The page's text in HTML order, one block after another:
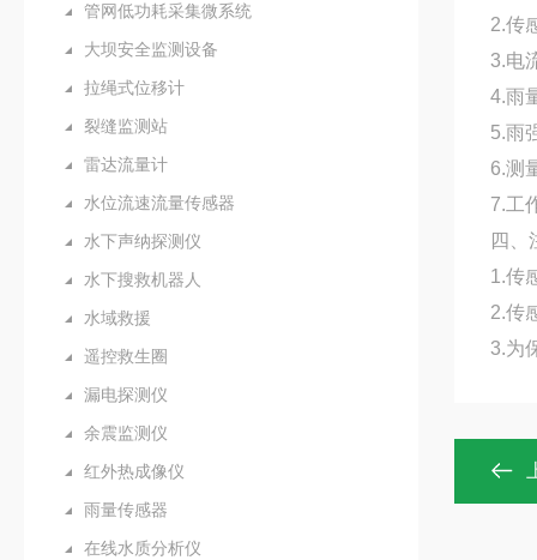
管网低功耗采集微系统
大坝安全监测设备
拉绳式位移计
裂缝监测站
雷达流量计
水位流速流量传感器
水下声纳探测仪
水下搜救机器人
水域救援
遥控救生圈
漏电探测仪
余震监测仪
红外热成像仪
雨量传感器
在线水质分析仪
2.传
3.电
4.雨
5.雨
6.测
7.工
四、
1.传
2.传
3.为